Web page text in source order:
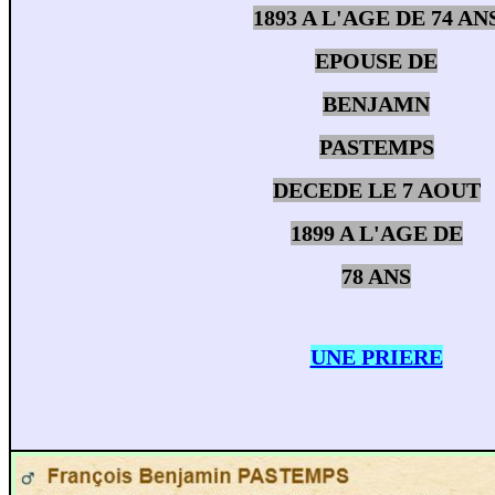
1893 A L'AGE DE 74
EPOUSE DE
BENJAMN
PASTEMPS
DECEDE LE 7 AOUT
1899 A L'AGE DE
78 ANS
UNE PRIERE